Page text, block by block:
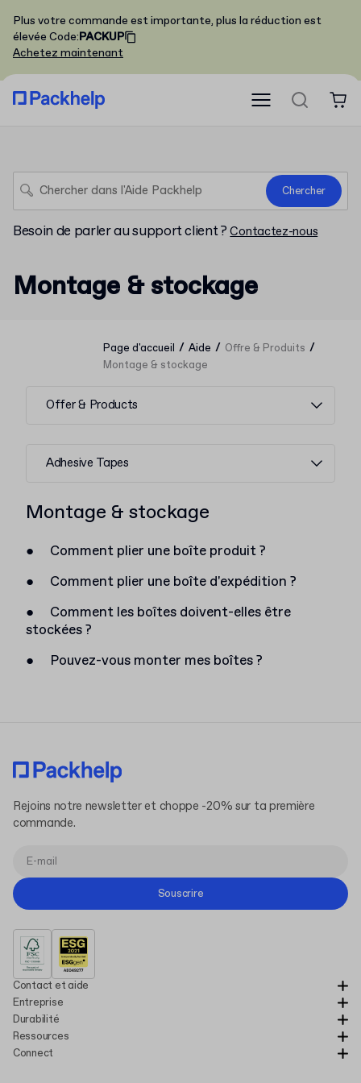
Plus votre commande est importante, plus la réduction est
élevée Code:PACKUP
Achetez maintenant
Chercher
Besoin de parler au support client ?Contactez-nous
Montage & stockage
Page d'accueil / Aide / Offre & Produits /
Montage & stockage
Offer & Products
Adhesive Tapes
Montage & stockage
●
Comment plier une boîte produit ?
●
Comment plier une boîte d'expédition ?
●
Comment les boîtes doivent-elles être
stockées ?
●
Pouvez-vous monter mes boîtes ?
Contact et aide
Entreprise
Durabilité
Ressources
Connect
Rejoins notre newsletter et choppe -20% sur ta première
commande.
Souscrire